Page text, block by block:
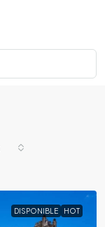
DISPONIBLE HOT